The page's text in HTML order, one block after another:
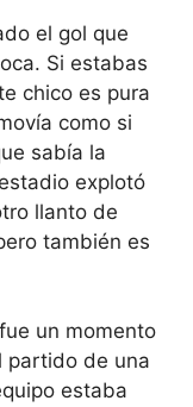
el gol que
Si estabas
chico es pura
como si
sabía la
explotó
llanto de
también es
un momento
partido de una
estaba